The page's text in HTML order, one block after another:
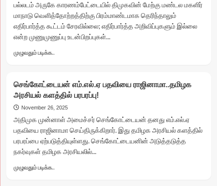
சந்தித்த
அன்புமணி..*
ராமதாஸ்,
ஓபிஎஸ்,
தினகரன்
பல்லடம் அருகே காரணம்பேட்டையில் திமுகவின் மேற்கு மண்டல மகளிர்
மாநாடு வெளித்தோற்றத்திற்கு பிரம்மாண்டமாக தெரிந்தாலும்
எதிர்பார்த்த கூட்டம் சேரவில்லை; எதிர்பார்த்த அறிவிப்புகளும் இல்லை
என்ற முணுமுணுப்பு உடன்பிறப்புகள்...
முழுவதும் படிக்க..
மகளிர்
மாநாடு
சாதித்ததா?
சறுக்கியதா?
திமுகவின்
வியூகம்
மேற்கில்
எடுபடுமா?
எதிர்பார்த்த
ஏமாற்றம்..!
செங்கோட்டையன் எம்.எல்.ஏ பதவியை ராஜினாமா..தமிழக
அரசியல் களத்தில் பரபரப்பு!
November 26, 2025
அதிமுக முன்னாள் அமைச்சர் செங்கோட்டையன் தனது எம்.எல்.ஏ
பதவியை ராஜினாமா செய்திருக்கிறார். இது தமிழக அரசியல் களத்தில்
பரபரப்பை ஏற்படுத்தியுள்ளது. செங்கோட்டையனின் அடுத்தடுத்த
நகர்வுகள் தமிழக அரசியலில்...
முழுவதும் படிக்க..